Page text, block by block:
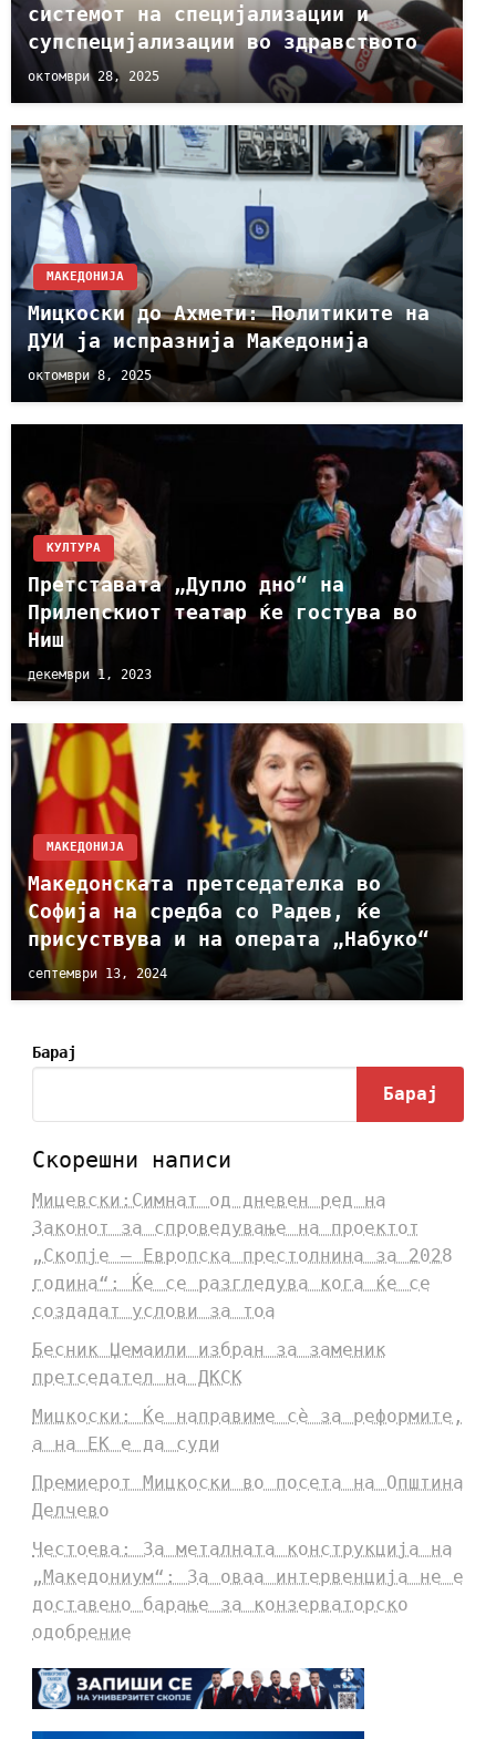
системот на специјализации и
супспецијализации во здравството
октомври 28, 2025
МАКЕДОНИЈА
Mицкоски до Ахмети: Политиките на
ДУИ ја испразнија Македонија
октомври 8, 2025
КУЛТУРА
Претставата „Дупло дно“ на
Прилепскиот театар ќе гостува во
Ниш
декември 1, 2023
МАКЕДОНИЈА
Maкедонската претседателка во
Софија на средба со Радев, ќе
присуствува и на операта „Набуко“
септември 13, 2024
Барај
Барај
Скорешни написи
Мицевски:Симнат од дневен ред на
Законот за спроведување на проектот
„Скопје – Европска престолнина за 2028
година“: Ќе се разгледува кога ќе се
создадат услови за тоа
Бесник Џемаили избран за заменик
претседател на ДКСК
Мицкоски: Ќе направиме сè за реформите,
а на ЕК е да суди
Премиерот Мицкоски во посета на Општина
Делчево
Честоева: За металната конструкција на
„Македониум“: За оваа интервенција не е
доставено барање за конзерваторско
одобрение